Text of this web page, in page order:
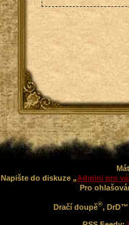
Napište do diskuze „Admini pro
Pro
Dračí doupě®, DrD™